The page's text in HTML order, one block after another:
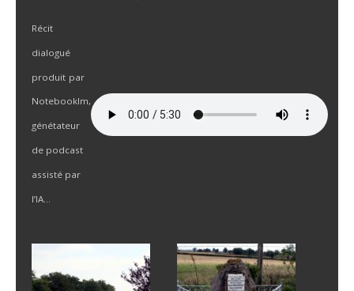
Récit
dialogué
produit par
Notebooklm,
génétateur
de podcast
assisté par
l’IA…